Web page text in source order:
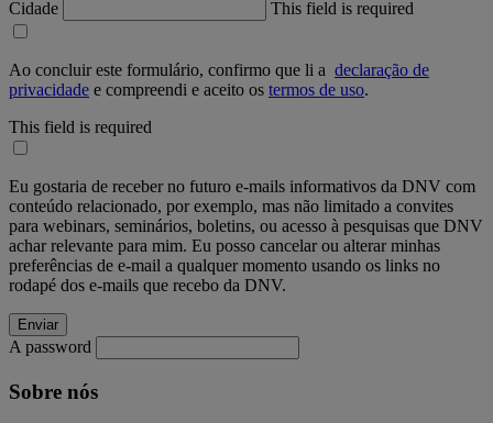
Cidade
This field is required
Ao concluir este formulário, confirmo que li a declaração de
privacidade e compreendi e aceito os termos de uso.
This field is required
Eu gostaria de receber no futuro e-mails informativos da DNV com
conteúdo relacionado, por exemplo, mas não limitado a convites
para webinars, seminários, boletins, ou acesso à pesquisas que DNV
achar relevante para mim. Eu posso cancelar ou alterar minhas
preferências de e-mail a qualquer momento usando os links no
rodapé dos e-mails que recebo da DNV.
A password
Sobre nós